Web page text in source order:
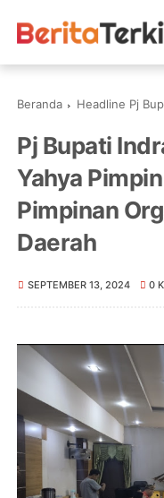
Beranda Headline Pj
Pj Bupati
Yahya
Pimpinan
Daerah
SEPTEMBER 13, 2024 0